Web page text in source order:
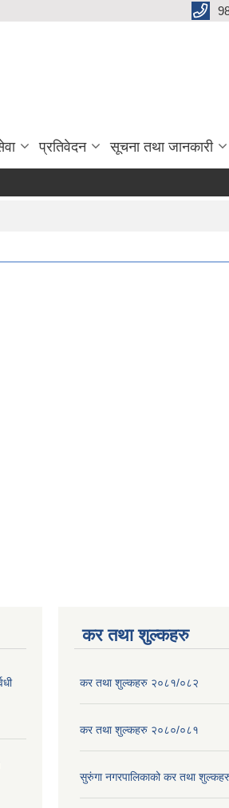
प्रतिवेदन सूचना तथा जानकारी
कर तथा शुल्कहरु
कर तथा शुल्कहरु २०८१/०८२
कर तथा शुल्कहरु २०८०/०८१
सुरुंगा नगरपालिकाको कर तथा